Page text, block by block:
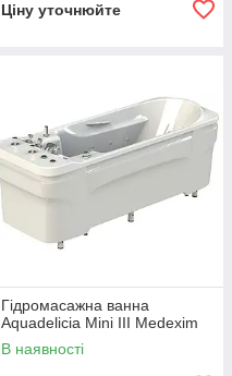
Ціну уточнюйте
Гідромасажна ванна
Aquadelicia Mini III Medexim
В наявності